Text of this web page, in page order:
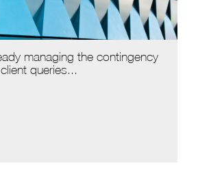
managing the contingency
queries...